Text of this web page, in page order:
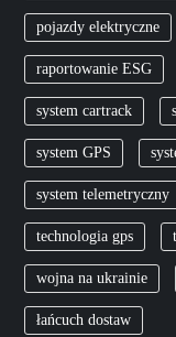
pojazdy elektryczne
raportowanie ESG
system cartrack
system GPS
system telemetryczny
technologia gps
wojna na ukrainie
łańcuch dostaw